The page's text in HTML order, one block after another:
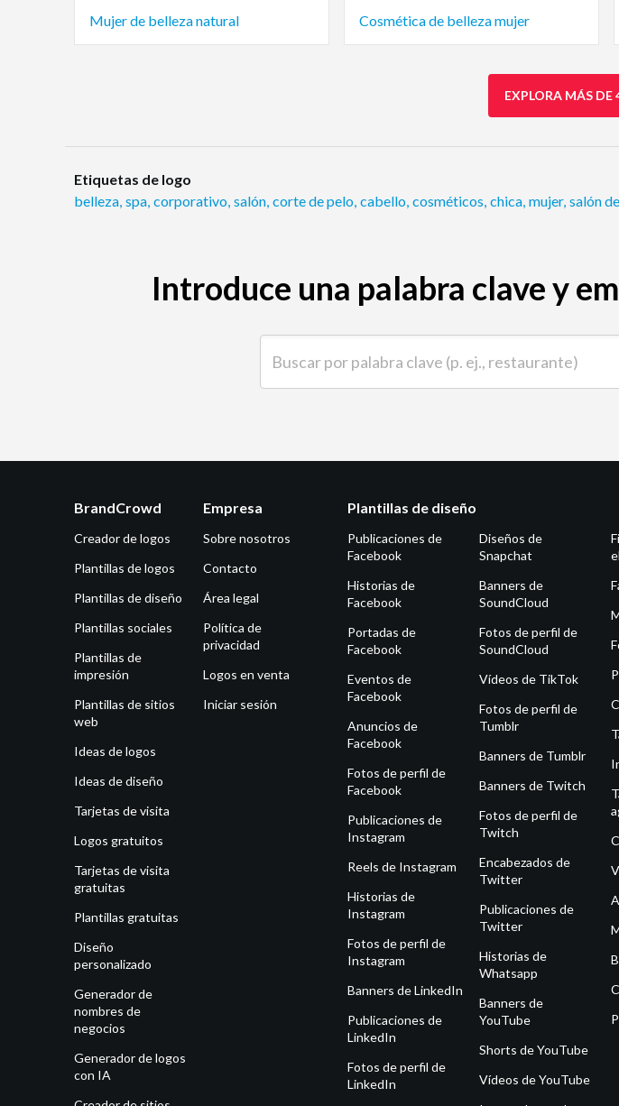
Mujer de belleza natural Cosmética de belleza mujer
EXPLORA MÁS DE
Etiquetas de logo
belleza, spa, corporativo, salón, corte de pelo, cabello, cosméticos, chica, mujer, salón
Introduce una palabra clave y
BrandCrowd
Creador de logos
Plantillas de logos
Plantillas de diseño
Plantillas sociales
Plantillas de
impresión
Plantillas de sitios
web
Ideas de logos
Ideas de diseño
Tarjetas de visita
Logos gratuitos
Tarjetas de visita
gratuitas
Plantillas gratuitas
Diseño
personalizado
Generador de
nombres de
negocios
Generador de logos
con IA
Empresa
Sobre nosotros
Contacto
Área legal
Política de
privacidad
Logos en venta
Iniciar sesión
Plantillas de diseño
Publicaciones de
Facebook
Historias de
Facebook
Portadas de
Facebook
Eventos de
Facebook
Anuncios de
Facebook
Fotos de perfil de
Facebook
Publicaciones de
Instagram
Reels de Instagram
Historias de
Instagram
Fotos de perfil de
Instagram
Banners de LinkedIn
Publicaciones de
LinkedIn
Fotos de perfil de
LinkedIn
Diseños de
Snapchat
Banners de
SoundCloud
Fotos de perfil de
SoundCloud
Vídeos de TikTok
Fotos de perfil de
Tumblr
Banners de Tumblr
Banners de Twitch
Fotos de perfil de
Twitch
Encabezados de
Twitter
Publicaciones de
Twitter
Historias de
Whatsapp
Banners de
YouTube
Shorts de YouTube
Vídeos de YouTube